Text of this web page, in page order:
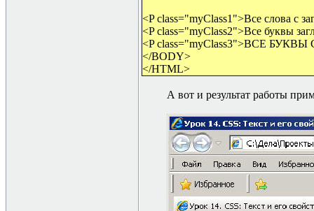
<P class="myClass1">Все слова с
<P class="myClass2">Все буквы
<P class="myClass3">ВCE
</BODY>
</HTML>
А вот и результат работы